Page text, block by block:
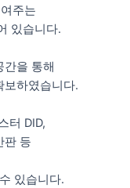
주는
있습니다.
을 통해
보하였습니다.
터 DID,
판 등
있습니다.